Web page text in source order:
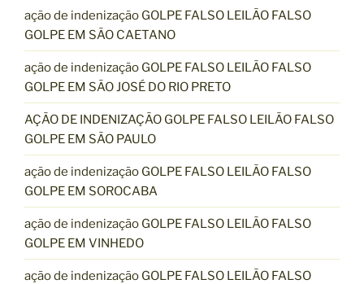
ação de indenização GOLPE FALSO LEILÃO FALSO
GOLPE EM SÃO CAETANO
ação de indenização GOLPE FALSO LEILÃO FALSO
GOLPE EM SÃO JOSÉ DO RIO PRETO
AÇÃO DE INDENIZAÇÃO GOLPE FALSO LEILÃO FALSO
GOLPE EM SÃO PAULO
ação de indenização GOLPE FALSO LEILÃO FALSO
GOLPE EM SOROCABA
ação de indenização GOLPE FALSO LEILÃO FALSO
GOLPE EM VINHEDO
ação de indenização GOLPE FALSO LEILÃO FALSO